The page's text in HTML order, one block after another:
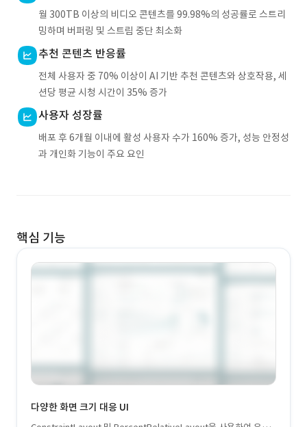
월 300TB 이상의 비디오 콘텐츠를 99.98%의 성공률로 스트리
밍하며 버퍼링 및 스트림 중단 최소화
추천 콘텐츠 반응률
전체 사용자 중 70% 이상이 AI 기반 추천 콘텐츠와 상호작용, 세
션당 평균 시청 시간이 35% 증가
사용자 성장률
배포 후 6개월 이내에 활성 사용자 수가 160% 증가, 성능 안정성
과 개인화 기능이 주요 요인
핵심 기능
다양한 화면 크기 대응 UI